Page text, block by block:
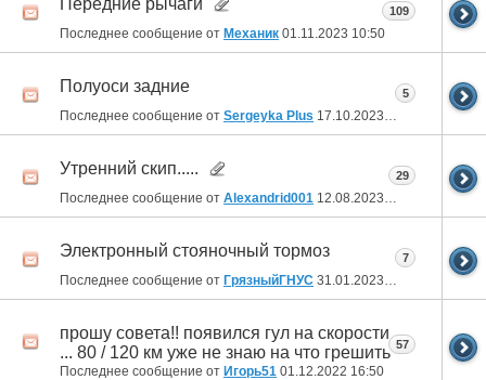
Последнее сообщение от Механик 01.11.2023 10:50
109
Полуоси задние
Последнее сообщение от Sergeyka Plus 17.10.2023
5
Утренний скип.....
Последнее сообщение от Alexandrid001 12.08.2023
29
Электронный стояночный тормоз
Последнее сообщение от ГрязныйГНУС 31.01.2023
7
прошу совета!! появился гул на скорости
... 80 / 120 км уже не знаю на что грешить
Последнее сообщение от Игорь51 01.12.2022 16:50
57